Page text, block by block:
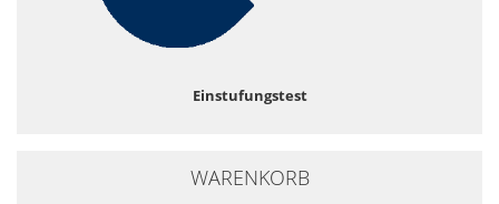
Einstufungstest
WARENKORB